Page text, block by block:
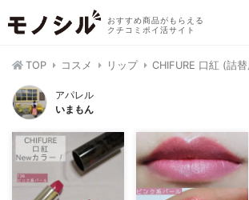
おすすめ商品がもらえる
クチコミポイ活サイト
TOP コスメ リップ CHIFURE 口紅 (詰
アパレル
いまもん